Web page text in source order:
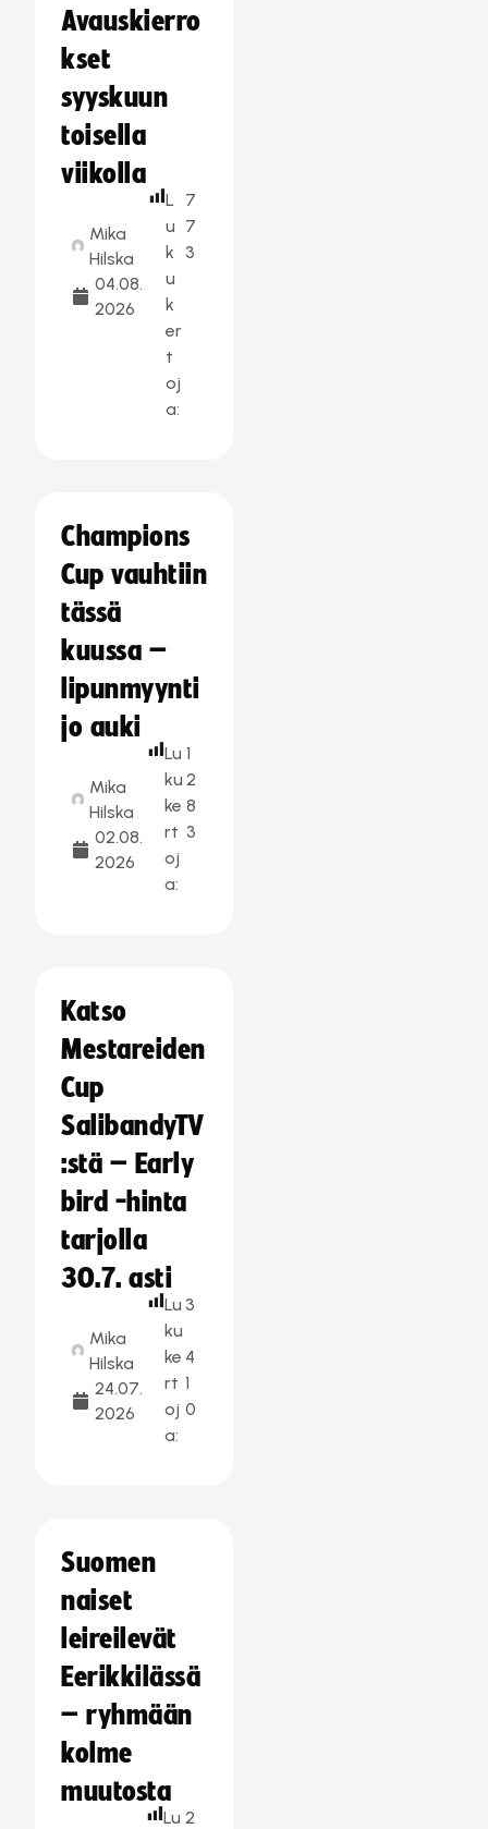
Avauskierro
kset
syyskuun
toisella
viikolla
Mika
Hilska
04.08.
2026
L
u
k
u
k
er
t
oj
a:
7
7
3
Champions
Cup vauhtiin
tässä
kuussa –
lipunmyynti
jo auki
Mika
Hilska
02.08.
2026
Lu
ku
ke
rt
oj
a:
1
2
8
3
Katso
Mestareiden
Cup
SalibandyTV
:stä – Early
bird -hinta
tarjolla
30.7. asti
Mika
Hilska
24.07.
2026
Lu
ku
ke
rt
oj
a:
3
4
1
0
Suomen
naiset
leireilevät
Eerikkilässä
– ryhmään
kolme
muutosta
Lu 2